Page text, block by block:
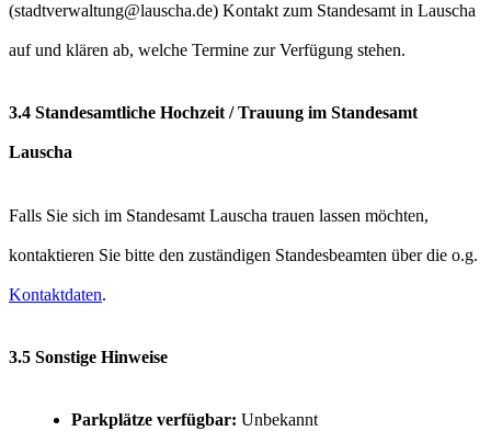
( ) Kontakt zum Standesamt in Lauscha
auf und klären ab, welche Termine zur Verfügung stehen.
3.4 Standesamtliche Hochzeit / Trauung im Standesamt
Lauscha
Falls Sie sich im Standesamt Lauscha trauen lassen möchten,
kontaktieren Sie bitte den zuständigen Standesbeamten über die o.g.
Kontaktdaten.
3.5 Sonstige Hinweise
Parkplätze verfügbar: Unbekannt